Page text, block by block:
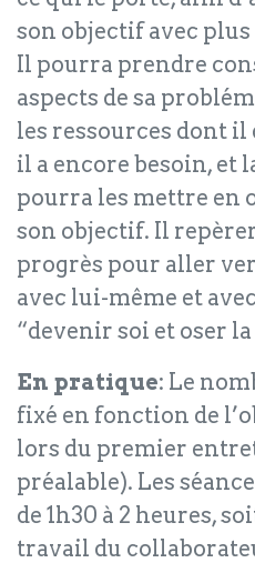
son objectif avec
Il pourra prendre
aspects de sa
les ressources dont il
il a encore besoin, et
pourra les mettre en
son objectif. Il
progrès pour aller
avec lui-même et
“devenir soi et oser
En pratique: Le
fixé en fonction de
lors du premier
préalable). Les
de 1h30 à 2 heures,
travail du